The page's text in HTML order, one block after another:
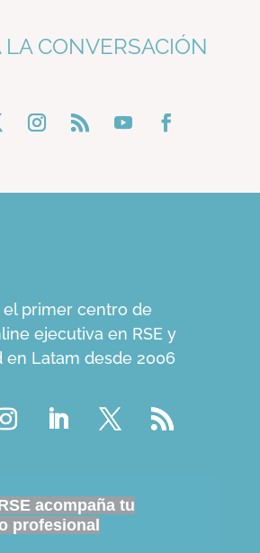
CONVERSACIÓN
el primer centro de
ejecutiva en RSE y
en Latam desde 2006
acompaña tu
profesional